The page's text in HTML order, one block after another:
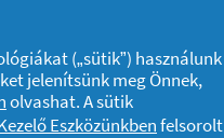
(„sütik”) használunk
jelenítsünk meg Önnek,
olvashat. A sütik
Eszközünkbenfelsorolt